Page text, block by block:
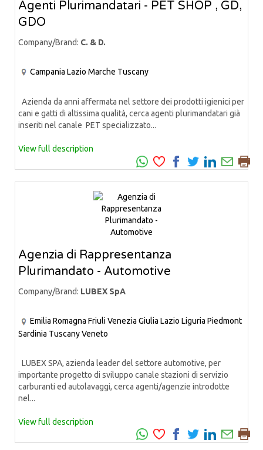
Agenti Plurimandatari - PET SHOP , GD,
GDO
Company/Brand: C. & D.
Campania Lazio Marche Tuscany
Azienda da anni affermata nel settore dei prodotti igienici per
cani e gatti di altissima qualità, cerca agenti plurimandatari già
inseriti nel canale PET specializzato...
View full description
Agenzia di Rappresentanza
Plurimandato - Automotive
Company/Brand: LUBEX SpA
Emilia Romagna Friuli Venezia Giulia Lazio Liguria Piedmont
Sardinia TuscanyVeneto
LUBEX SPA, azienda leader del settore automotive, per
importante progetto di sviluppo canale stazioni di servizio
carburanti ed autolavaggi, cerca agenti/agenzie introdotte
nel...
View full description